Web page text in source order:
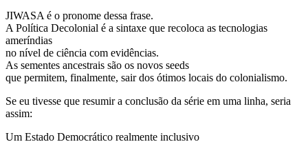
JIWASA é o pronome dessa frase.
A Política Decolonial é a sintaxe que recoloca as tecnologias
ameríndias
no nível de ciência com evidências.
As sementes ancestrais são os novos seeds
que permitem, finalmente, sair dos ótimos locais do colonialismo.
Se eu tivesse que resumir a conclusão da série em uma linha, seria
assim:
Um Estado Democrático realmente inclusivo